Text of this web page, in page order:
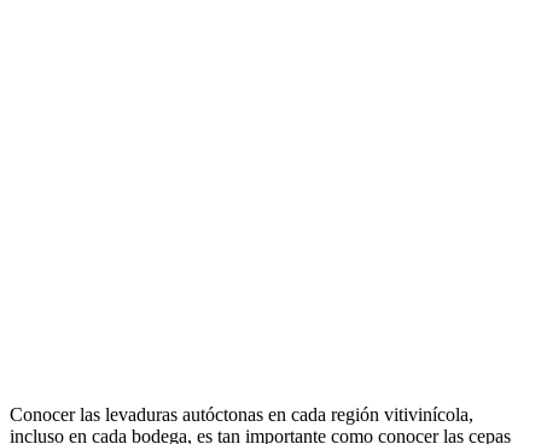
Conocer las levaduras autóctonas en cada región vitivinícola,
incluso en cada bodega, es tan importante como conocer las cepas